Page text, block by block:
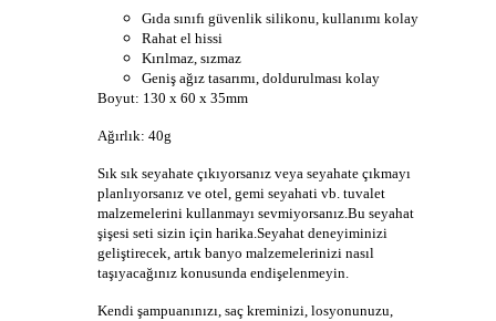
Gıda sınıfı güvenlik silikonu, kullanımı kolay
Rahat el hissi
Kırılmaz, sızmaz
Geniş ağız tasarımı, doldurulması kolay
Boyut: 130 x 60 x 35mm
Ağırlık: 40g
Sık sık seyahate çıkıyorsanız veya seyahate çıkmayı
planlıyorsanız ve otel, gemi seyahati vb. tuvalet
malzemelerini kullanmayı sevmiyorsanız.Bu seyahat
şişesi seti sizin için harika.Seyahat deneyiminizi
geliştirecek, artık banyo malzemelerinizi nasıl
taşıyacağınız konusunda endişelenmeyin.
Kendi şampuanınızı, saç kreminizi, losyonunuzu,